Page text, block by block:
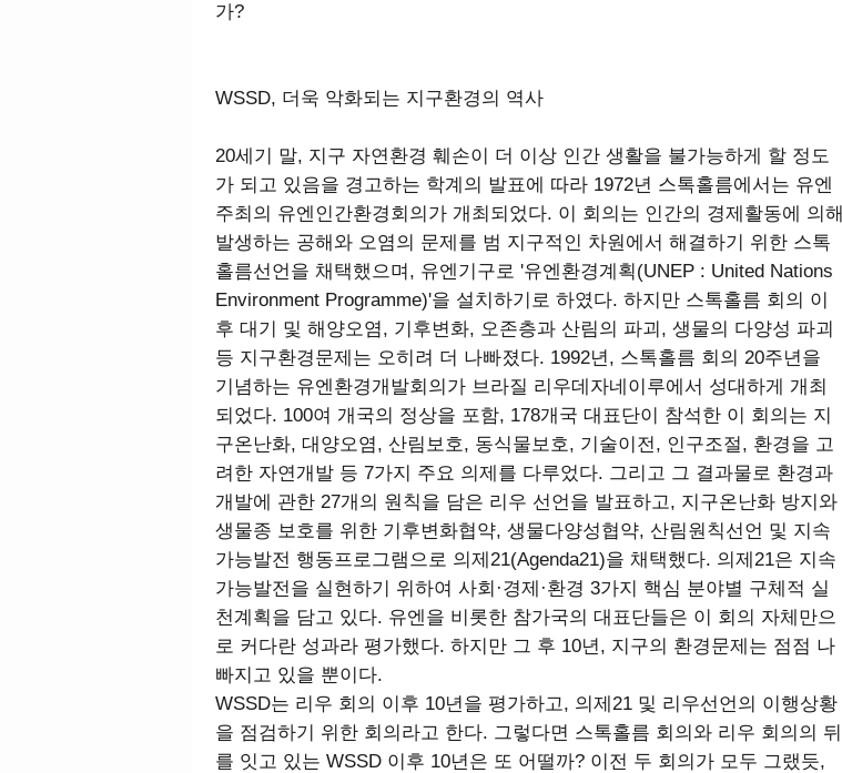
가?
WSSD, 더욱 악화되는 지구환경의 역사
20세기 말, 지구 자연환경 훼손이 더 이상 인간 생활을 불가능하게 할 정도
가 되고 있음을 경고하는 학계의 발표에 따라 1972년 스톡홀름에서는 유엔
주최의 유엔인간환경회의가 개최되었다. 이 회의는 인간의 경제활동에 의해
발생하는 공해와 오염의 문제를 범 지구적인 차원에서 해결하기 위한 스톡
홀름선언을 채택했으며, 유엔기구로 '유엔환경계획(UNEP : United Nations
Environment Programme)'을 설치하기로 하였다. 하지만 스톡홀름 회의 이
후 대기 및 해양오염, 기후변화, 오존층과 산림의 파괴, 생물의 다양성 파괴
등 지구환경문제는 오히려 더 나빠졌다. 1992년, 스톡홀름 회의 20주년을
기념하는 유엔환경개발회의가 브라질 리우데자네이루에서 성대하게 개최
되었다. 100여 개국의 정상을 포함, 178개국 대표단이 참석한 이 회의는 지
구온난화, 대양오염, 산림보호, 동식물보호, 기술이전, 인구조절, 환경을 고
려한 자연개발 등 7가지 주요 의제를 다루었다. 그리고 그 결과물로 환경과
개발에 관한 27개의 원칙을 담은 리우 선언을 발표하고, 지구온난화 방지와
생물종 보호를 위한 기후변화협약, 생물다양성협약, 산림원칙선언 및 지속
가능발전 행동프로그램으로 의제21(Agenda21)을 채택했다. 의제21은 지속
가능발전을 실현하기 위하여 사회·경제·환경 3가지 핵심 분야별 구체적 실
천계획을 담고 있다. 유엔을 비롯한 참가국의 대표단들은 이 회의 자체만으
로 커다란 성과라 평가했다. 하지만 그 후 10년, 지구의 환경문제는 점점 나
빠지고 있을 뿐이다.
WSSD는 리우 회의 이후 10년을 평가하고, 의제21 및 리우선언의 이행상황
을 점검하기 위한 회의라고 한다. 그렇다면 스톡홀름 회의와 리우 회의의 뒤
를 잇고 있는 WSSD 이후 10년은 또 어떨까? 이전 두 회의가 모두 그랬듯,